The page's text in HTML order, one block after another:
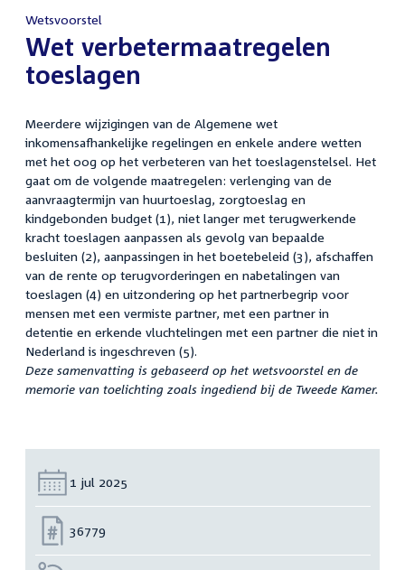
Wetsvoorstel
:Wet verbetermaatregelen
toeslagen
Meerdere wijzigingen van de Algemene wet
inkomensafhankelijke regelingen en enkele andere wetten
met het oog op het verbeteren van het toeslagenstelsel. Het
gaat om de volgende maatregelen: verlenging van de
aanvraagtermijn van huurtoeslag, zorgtoeslag en
kindgebonden budget (1), niet langer met terugwerkende
kracht toeslagen aanpassen als gevolg van bepaalde
besluiten (2), aanpassingen in het boetebeleid (3), afschaffen
van de rente op terugvorderingen en nabetalingen van
toeslagen (4) en uitzondering op het partnerbegrip voor
mensen met een vermiste partner, met een partner in
detentie en erkende vluchtelingen met een partner die niet in
Nederland is ingeschreven (5).
Deze samenvatting is gebaseerd op het wetsvoorstel en de
memorie van toelichting zoals ingediend bij de Tweede Kamer.
Datum:
1 jul 2025
Nummer:
36779